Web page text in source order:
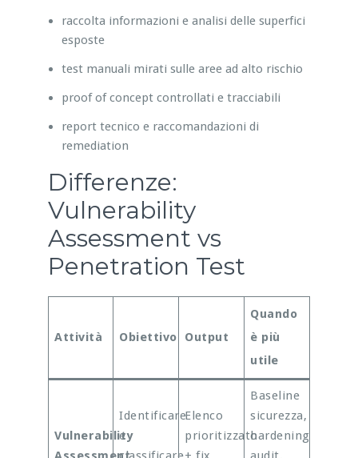
raccolta informazioni e analisi delle superfici
esposte
test manuali mirati sulle aree ad alto rischio
proof of concept controllati e tracciabili
report tecnico e raccomandazioni di
remediation
Differenze:
Vulnerability
Assessment vs
Penetration Test
Attività Obiettivo Output
Quando
è più
utile
Vulnerability
Identificare
e
Elenco
prioritizzato
Baseline
sicurezza,
hardening,